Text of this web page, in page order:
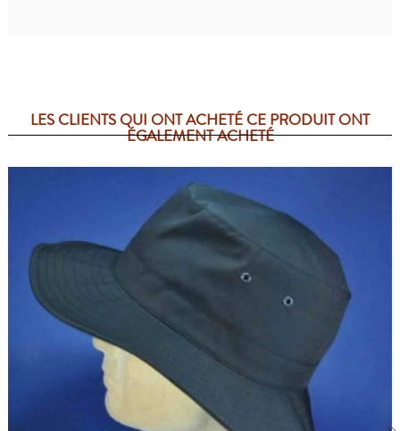
LES CLIENTS QUI ONT ACHETÉ CE PRODUIT ONT
ÉGALEMENT ACHETÉ